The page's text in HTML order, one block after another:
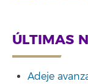
ÚLTIMAS
Adeje